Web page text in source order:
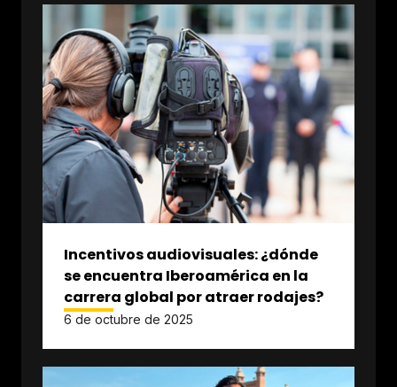
Incentivos audiovisuales: ¿dónde
se encuentra Iberoamérica en la
carrera global por atraer rodajes?
6 de octubre de 2025